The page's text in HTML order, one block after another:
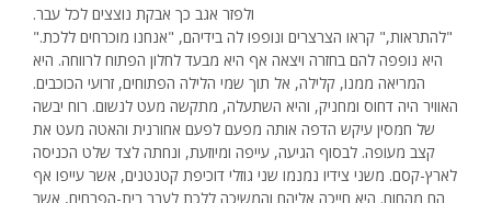
ולפזר אגב כך אבקת נוצצים לכל עבר.
"להתראות," קראו הצרצרים ונופפו לה בידיהם, "אנחנו מוכרחים ללכת."
היא נופפה להם בחזרה ויצאה אף היא מבעד לחלון הפתוח לרווחה. היא
המריאה ממנו, קלילה, אל תוך שמי הלילה הפתוחים, זרועי הכוכבים.
האוויר היה דחוס ומחניק, והיא השתעלה, מתקשה מעט לנשום. רוח יבשה
של חמסין עיקש הדפה אותה מפעם לפעם אחורנית והאטה מעט את
קצב מעופה. לבסוף הגיעה, עייפה ומיוזעת, ונחתה לצד שלט הכניסה
לארץ-קסם. משני צידיו נמנמו שני גוזלי דוכיפת קטנטנים, אשר עייפו אף
הם מהחום. היא חייכה אליהם והמשיכה ללכת לעבר בית-הפרחים, אשר